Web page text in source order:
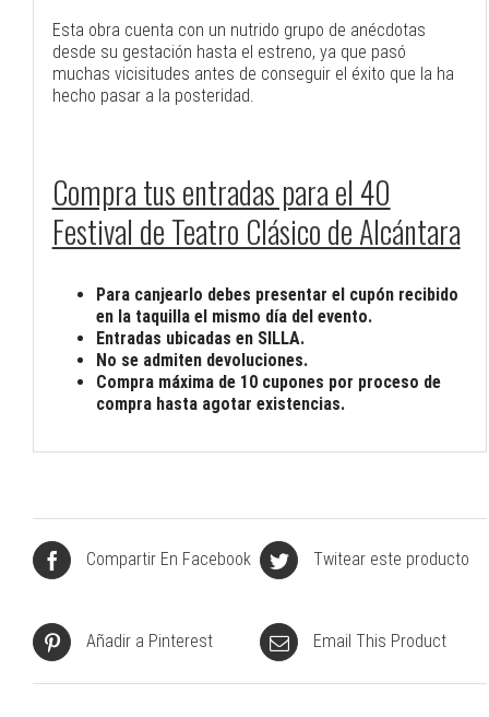
Esta obra cuenta con un nutrido grupo de anécdotas
desde su gestación hasta el estreno, ya que pasó
muchas vicisitudes antes de conseguir el éxito que la ha
hecho pasar a la posteridad.
Compra tus entradas para el 40
Festival de Teatro Clásico de Alcántara
Para canjearlo debes presentar el cupón recibido
en la taquilla el mismo día del evento.
Entradas ubicadas en SILLA.
No se admiten devoluciones.
Compra máxima de 10 cupones por proceso de
compra hasta agotar existencias.
Compartir En Facebook Twitear este producto
Añadir a Pinterest Email This Product